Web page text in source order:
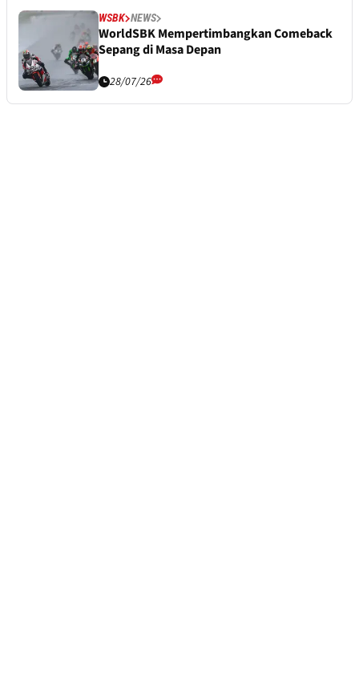
WSBK NEWS
WorldSBK Mempertimbangkan Comeback
Sepang di Masa Depan
28/07/26